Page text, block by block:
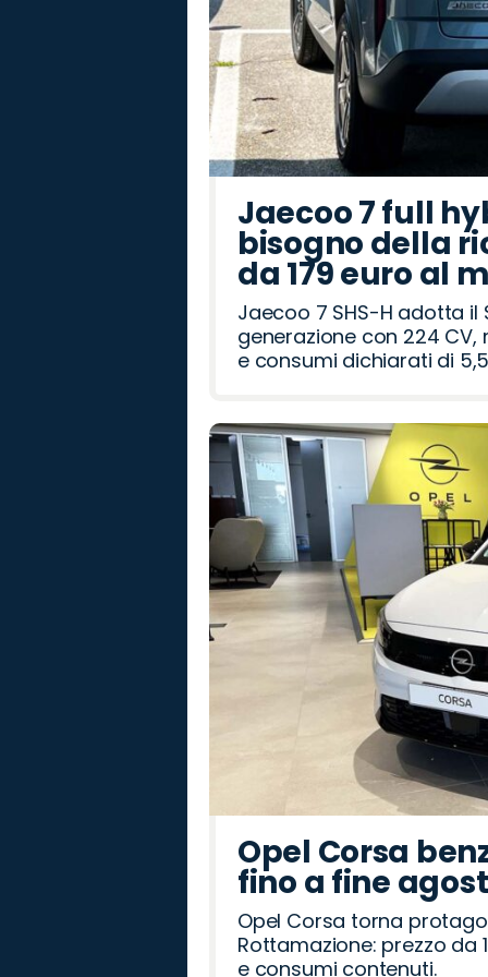
Jaecoo 7 full
bisogno della
da 179 euro al
Jaecoo 7 SHS-H adotta il
generazione con 224 CV,
e consumi dichiarati di
Opel Corsa
fino a fine
Opel Corsa torna
Rottamazione: prezzo da
e consumi contenuti.